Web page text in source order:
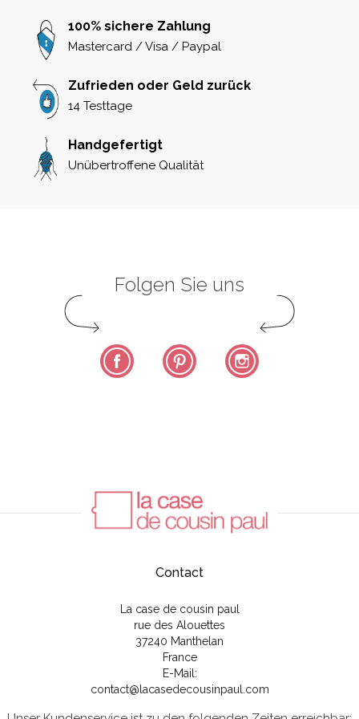
100% sichere Zahlung
Mastercard / Visa / Paypal
Zufrieden oder Geld zurück
14 Testtage
Handgefertigt
Unübertroffene Qualität
Folgen Sie uns
Facebook Pinterest
Contact
La case de cousin paul
rue des Alouettes
37240 Manthelan
France
E-Mail:
contact@lacasedecousinpaul.com